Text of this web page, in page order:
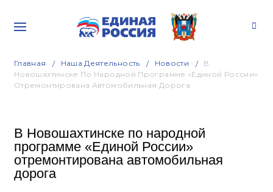
Главная Наша Деятельность Новости
В
Новошахтинске По Народной Программе «Единой России»
Отремонтирована Автомобильная Дорога
В Новошахтинске по народной
программе «Единой России»
отремонтирована автомобильная
дорога